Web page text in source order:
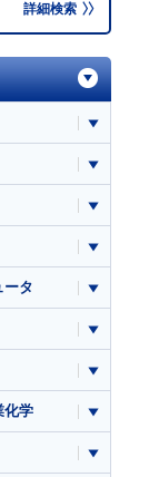
詳細検索
ータ
化学